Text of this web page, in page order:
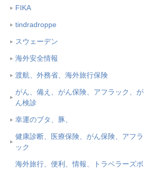
FIKA
tindradroppe
スウェーデン
海外安全情報
渡航、外務省、海外旅行保険
がん、備え、がん保険、アフラック、が
ん検診
幸運のブタ、豚、
健康診断、医療保険、がん保険、アフラ
ック
海外旅行、便利、情報、トラベラーズボ